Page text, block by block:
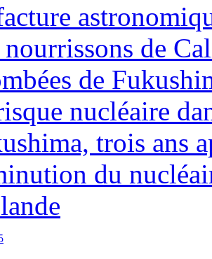
nourrissons de
de
nucléaire
trois ans
du